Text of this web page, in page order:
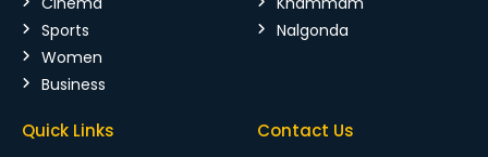
Sports
Women
Business
Nalgonda
Quick Links Contact Us